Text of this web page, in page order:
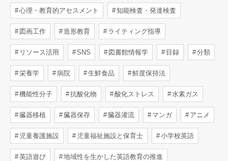
心理・教育的アセスメント 知能検査・発達検査
図画工作 造形教育 ライティング指導
リソース活用 SNS 図書館情報学 目録 分類
栄養学 病院 生鮮食品 鮮度保持法
機能性分子 抗酸化物 酸化ストレス 水素ガス
臓器移植 臓器保存 臓器灌流 マンガ アニメ
児童養護施設 児童福祉施設と保育士 小学校英語
英語遊び 地域性を生かした英語教育の推進